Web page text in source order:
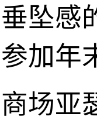
坠感
加年
场亚